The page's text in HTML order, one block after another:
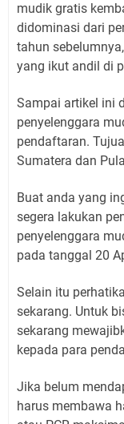
mudik gratis
didominasi dari
tahun
yang ikut andil di
Sampai artikel ini
penyelenggara
pendaftaran.
Sumatera dan
Buat anda yang
segera lakukan
penyelenggara
pada tanggal 20
Selain itu
sekarang. Untuk
sekarang
kepada para
Jika belum
harus membawa